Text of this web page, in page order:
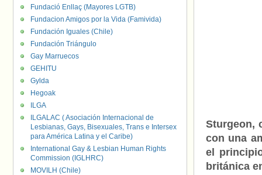
Sturgeon,
con una
el
británica
Fundació Enllaç (Mayores LGTB)
Fundacion Amigos por la Vida (Famivida)
Fundación Iguales (Chile)
Fundación Triángulo
Gay Marruecos
GEHITU
Gylda
Hegoak
ILGA
ILGALAC ( Asociación Internacional de
Lesbianas, Gays, Bisexuales, Trans e Intersex
para América Latina y el Caribe)
International Gay & Lesbian Human Rights
Commission (IGLHRC)
MOVILH (Chile)